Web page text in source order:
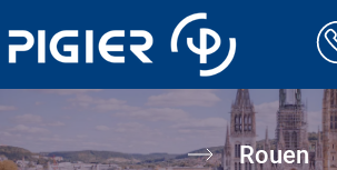
au
contenu
Rouen